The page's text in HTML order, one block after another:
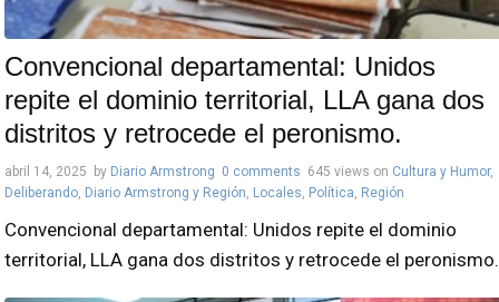
Convencional departamental: Unidos
repite el dominio territorial, LLA gana dos
distritos y retrocede el peronismo.
abril 14, 2025 by Diario Armstrong 0 comments 645 views on Cultura y Humor,
Deliberando Diario Armstrong y Región Locales Política Región
Convencional departamental: Unidos repite el dominio
territorial, LLA gana dos distritos y retrocede el peronismo.